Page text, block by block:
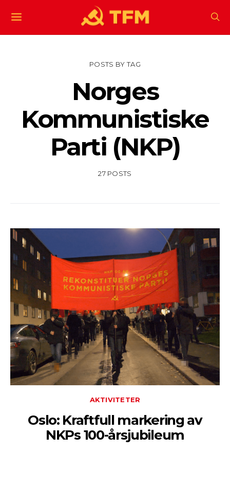
POSTS BY TAG
Norges
Kommunistiske
Parti (NKP)
27 POSTS
AKTIVITETER
Oslo: Kraftfull markering av
NKPs 100-årsjubileum